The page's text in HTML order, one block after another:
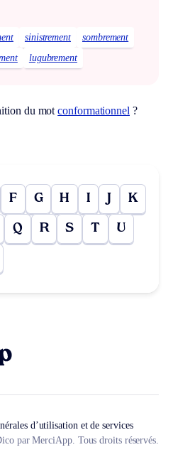
sinistrement
sombrement
lugubrement
du motconformationnel ?
F G H I J K
Q R S T U
d’utilisation et de services
par MerciApp. Tous droits réservés.